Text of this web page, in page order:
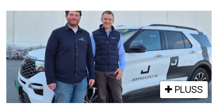
PLUSS